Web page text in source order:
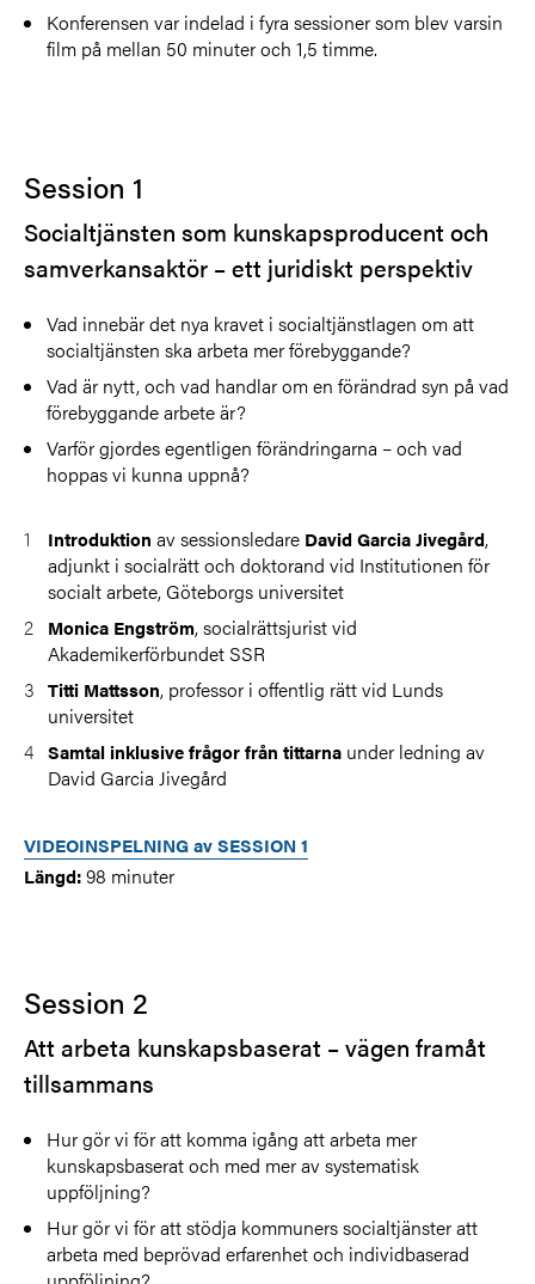
Konferensen var indelad i fyra sessioner som blev varsin
film på mellan 50 minuter och 1,5 timme.
Session 1
Socialtjänsten som kunskapsproducent och
samverkansaktör – ett juridiskt perspektiv
Vad innebär det nya kravet i socialtjänstlagen om att
socialtjänsten ska arbeta mer förebyggande?
Vad är nytt, och vad handlar om en förändrad syn på vad
förebyggande arbete är?
Varför gjordes egentligen förändringarna – och vad
hoppas vi kunna uppnå?
Introduktion av sessionsledare David Garcia Jivegård,
adjunkt i socialrätt och doktorand vid Institutionen för
socialt arbete, Göteborgs universitet
Monica Engström, socialrättsjurist vid
Akademikerförbundet SSR
Titti Mattsson, professor i offentlig rätt vid Lunds
universitet
Samtal inklusive frågor från tittarna under ledning av
David Garcia Jivegård
VIDEOINSPELNING av SESSION 1
Längd:98 minuter
Session 2
Att arbeta kunskapsbaserat – vägen framåt
tillsammans
Hur gör vi för att komma igång att arbeta mer
kunskapsbaserat och med mer av systematisk
uppföljning?
Hur gör vi för att stödja kommuners socialtjänster att
arbeta med beprövad erfarenhet och individbaserad